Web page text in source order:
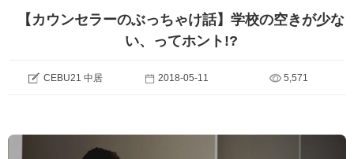
【カウンセラーのぶっちゃけ話】学校の空きが少な
い、ってホント!?
CEBU21 中居 2018-05-11 5,571